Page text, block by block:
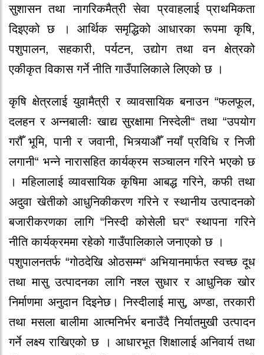
सुशासन तथा नागरिकमैत्री सेवा प्रवाहलाई प्राथमिकता
दिइएको छ । आर्थिक समृद्धिको आधारका रूपमा कृषि,
पशुपालन, सहकारी, पर्यटन, उद्योग तथा वन क्षेत्रको
एकीकृत विकास गर्ने नीति गाउँपालिकाले लिएको छ ।
कृषि क्षेत्रलाई युवामैत्री र व्यावसायिक बनाउन “फलफूल,
दलहन र अन्नबालीः खाद्य सुरक्षामा निस्देली“ तथा “उपयोग
गरौँ भूमि, पानी र जवानी, भित्र्याऔँ नयाँ प्रविधि र निजी
लगानी“ भन्ने नारासहित कार्यक्रम सञ्चालन गरिने भएको छ
। महिलालाई व्यावसायिक कृषिमा आबद्ध गरिने, कफी तथा
अदुवा खेतीको आधुनिकीकरण गरिने र स्थानीय उत्पादनको
बजारीकरणका लागि “निस्दी कोसेली घर“ स्थापना गरिने
नीति कार्यक्रममा रहेको गाउँपालिकाले जनाएको छ ।
पशुपालनतर्फ “गोठदेखि ओठसम्म“ अभियानमार्फत स्वच्छ दूध
तथा मासु उत्पादनका लागि नश्ल सुधार र आधुनिक खोर
निर्माणमा अनुदान दिइनेछ। निस्दीलाई मासु, अण्डा, तरकारी
तथा मसला बालीमा आत्मनिर्भर बनाउँदै निर्यातमुखी उत्पादन
गर्ने लक्ष्य राखिएको छ । आधारभूत शिक्षालाई अनिवार्य तथा